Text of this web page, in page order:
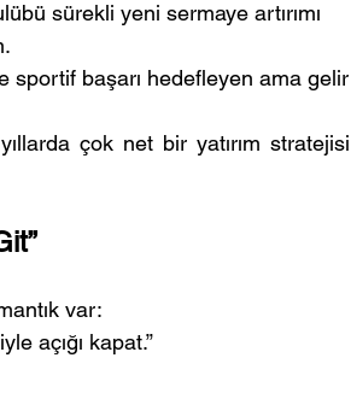
sürekli yeni sermaye artırımı
sportif başarı hedefleyen ama gelir
çok net bir yatırım stratejisi
var:
açığı kapat.”